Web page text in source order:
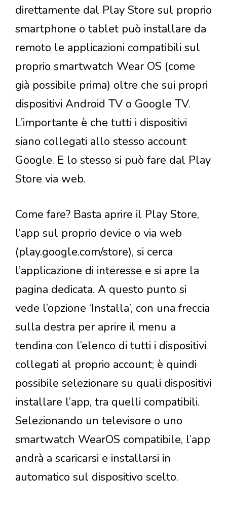
direttamente dal Play Store sul proprio
smartphone o tablet può installare da
remoto le applicazioni compatibili sul
proprio smartwatch Wear OS (come
già possibile prima) oltre che sui propri
dispositivi Android TV o Google TV.
L’importante è che tutti i dispositivi
siano collegati allo stesso account
Google. E lo stesso si può fare dal Play
Store via web.
Come fare? Basta aprire il Play Store,
l’app sul proprio device o via web
(play.google.com/store), si cerca
l’applicazione di interesse e si apre la
pagina dedicata. A questo punto si
vede l’opzione ‘Installa’, con una freccia
sulla destra per aprire il menu a
tendina con l’elenco di tutti i dispositivi
collegati al proprio account; è quindi
possibile selezionare su quali dispositivi
installare l’app, tra quelli compatibili.
Selezionando un televisore o uno
smartwatch WearOS compatibile, l’app
andrà a scaricarsi e installarsi in
automatico sul dispositivo scelto.